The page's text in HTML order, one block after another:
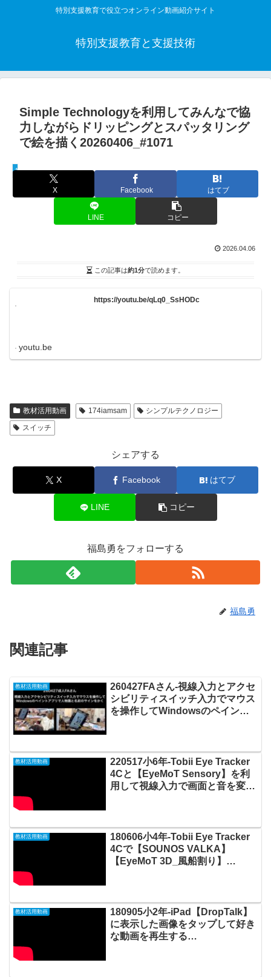
特別支援教育で役立つオンライン動画紹介サイト
特別支援教育と支援技術
Simple Technologyを利用してみんなで協
力しながらドリッピングとスパッタリング
で絵を描く20260406_#1071
教材活用動画
X Facebook はてブ
LINE コピー
2026.04.06
この記事は約1分で読めます。
https://youtu.be/qLq0_SsHODc
youtu.be
教材活用動画 174iamsam
シンプルテクノロジー
スイッチ
シェアする
X Facebook はてブ
LINE コピー
福島勇をフォローする
福島勇
関連記事
教材活用動画
260427FAさん-視線入力とアクセ
シビリティスイッチ入力でマウス
を操作してWindowsのペイント
教材活用動画
220517小6年-Tobii Eye Tracker
4Cと【EyeMoT Sensory】を利
用して視線入力で画面と音を変化
教材活用動画
180606小4年-Tobii Eye Tracker
4Cで【SOUNOS VALKA】
【EyeMoT 3D_風船割り】
教材活用動画
180905小2年-iPad【DropTalk】
に表示した画像をタップして好き
な動画を再生する